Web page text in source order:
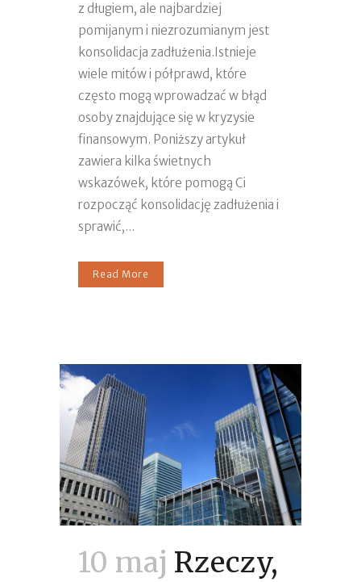
z długiem, ale najbardziej
pomijanym i niezrozumianym jest
konsolidacja zadłużenia.Istnieje
wiele mitów i półprawd, które
często mogą wprowadzać w błąd
osoby znajdujące się w kryzysie
finansowym. Poniższy artykuł
zawiera kilka świetnych
wskazówek, które pomogą Ci
rozpocząć konsolidację zadłużenia i
sprawić,...
Read More
10 maj Rzeczy,